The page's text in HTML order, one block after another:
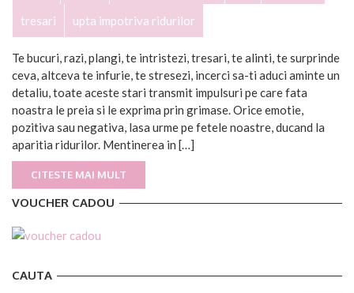
tresari upta impotriva ridurilor
Te bucuri, razi, plangi, te intristezi, tresari, te alinti, te surprinde
ceva, altceva te infurie, te stresezi, incerci sa-ti aduci aminte un
detaliu, toate aceste stari transmit impulsuri pe care fata
noastra le preia si le exprima prin grimase. Orice emotie,
pozitiva sau negativa, lasa urme pe fetele noastre, ducand la
aparitia ridurilor. Mentinerea in […]
CITESTE MAI MULT
VOUCHER CADOU
CAUTA